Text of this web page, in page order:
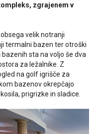
zgrajenem v
obsega velik notranji
termalni bazen ter otroški
sta na voljo še dva
za ležalnike. Z
na golf igrišče za
bazenov okrepčajo
prigrizke in sladice.